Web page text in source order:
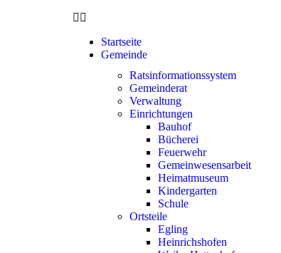
Startseite
Gemeinde
Ratsinformationssystem
Gemeinderat
Verwaltung
Einrichtungen
Bauhof
Bücherei
Feuerwehr
Gemeinwesensarbeit
Heimatmuseum
Kindergarten
Schule
Ortsteile
Egling
Heinrichshofen